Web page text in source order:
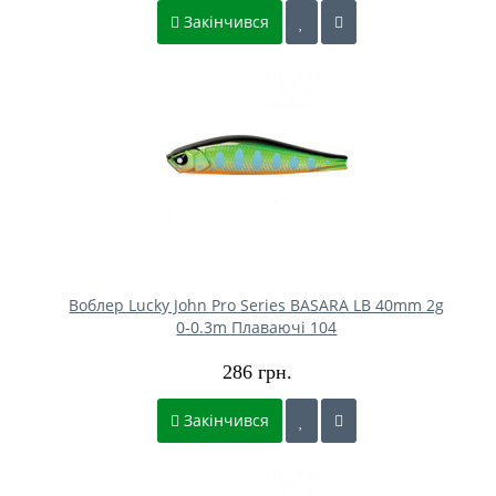
Закінчився
Воблер Lucky John Pro Series BASARA LB 40mm 2g
0-0.3m Плаваючі 104
286 грн.
Закінчився